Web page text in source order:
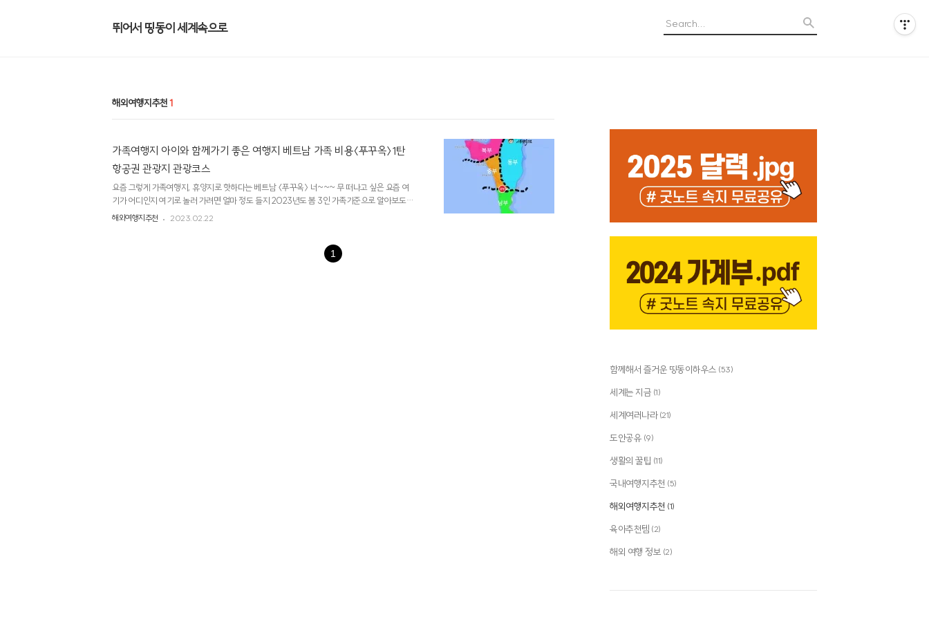
뛰어서 띵동이 세계속으로
해외여행지추천1
가족여행지 아이와 함께가기 좋은 여행지 베트남 가족 비용〈푸꾸옥〉1탄
항공권 관광지 관광코스
요즘 그렇게 가족여행지, 휴양지로 핫하다는 베트남 〈푸꾸옥〉 너~~~ 무 떠나고 싶은 요즘 여
기가 어디인지 여기로 놀러 가려면 얼마 정도 들지 2023년도 봄 3인 가족기준으로 알아보도록
하겠습니다!! 기본정보부터 여행계획시 꿀팁, 여행 시 꿀팁까지 탈탈 털어볼 예정이니 푸꾸옥에
있는 푸꾸옥 시작합니다 Phu Quoc Island 〈푸꾸옥 or 푸꿕 〉 요즘 sns에서 자주 보이는, 넌
누구니? 푸꾸옥(푸꿕) 푸꾸옥은 베트남에 있는 섬 중 하나로 베트남의 제주도, 베트남의 몰디브
해외여행지추천 2023.02.22
1
함께해서 즐거운 띵동이하우스 (53)
세계는 지금 (1)
세계여러나라 (21)
도안공유 (9)
생활의 꿀팁 (11)
국내여행지추천 (5)
해외여행지추천 (1)
육아추천템 (2)
해외 여행 정보 (2)